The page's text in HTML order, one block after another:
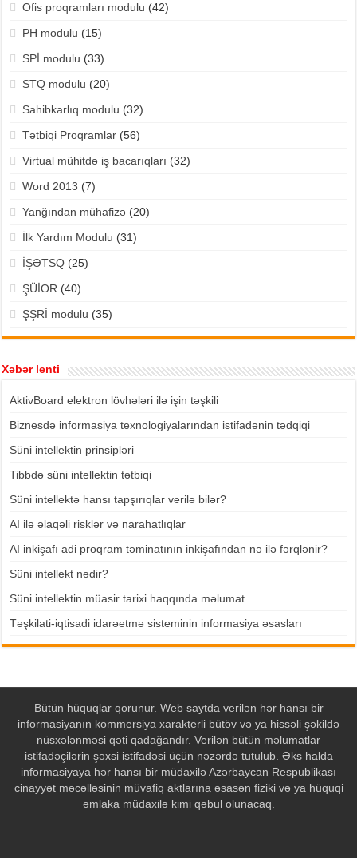
Ofis proqramları modulu (42)
PH modulu (15)
SPİ modulu (33)
STQ modulu (20)
Sahibkarlıq modulu (32)
Tətbiqi Proqramlar(56)
Virtual mühitdə iş bacarıqları (32)
Word 2013 (7)
Yanğından mühafizə(20)
İlk Yardım Modulu (31)
İŞƏTSQ(25)
ŞÜİOR (40)
ŞŞRİ modulu (35)
Xəbər lenti
AktivBoard elektron lövhələri ilə işin təşkili
Biznesdə informasiya texnologiyalarından istifadənin tədqiqi
Süni intellektin prinsipləri
Tibbdə süni intellektin tətbiqi
Süni intellektə hansı tapşırıqlar verilə bilər?
AI ilə əlaqəli risklər və narahatlıqlar
AI inkişafı adi proqram təminatının inkişafından nə ilə fərqlənir?
Süni intellekt nədir?
Süni intellektin müasir tarixi haqqında məlumat
Təşkilati-iqtisadi idarəetmə sisteminin informasiya əsasları
Bütün hüquqlar qorunur. Web saytda verilən hər hansı bir
informasiyanın kommersiya xarakterli bütöv və ya hissəli şəkildə
nüsxələnməsi qəti qadağandır. Verilən bütün məlumatlar
istifadəçilərin şəxsi istifadəsi üçün nəzərdə tutulub. Əks halda
informasiyaya hər hansı bir müdaxilə Azərbaycan Respublikası
cinayyət məcəlləsinin müvafiq aktlarına əsasən fiziki və ya hüquqi
əmlaka müdaxilə kimi qəbul olunacaq.